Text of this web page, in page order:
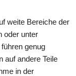
weite Bereiche der
oder unter
genug
auf andere Teile
in der